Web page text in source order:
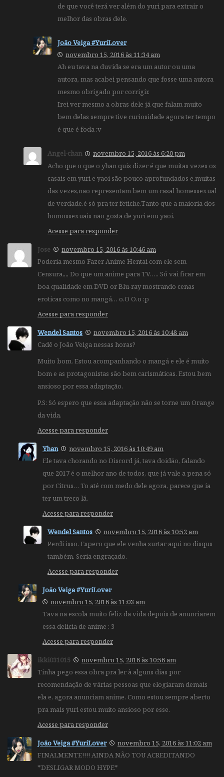
de que você terá ver além do yuri para extrair o
melhor das obras dele.
João Veiga #YuriLover
novembro 15, 2016 às 11:34 am
Ah eu tava na duvida se era um autor ou uma
autora, mas acabei pensando que fosse uma autora
mesmo obrigado por corrigir.
Irei ver mesmo a obras dele já que falam muito
bem delas sempre tive curiosidade agora ter tempo
é que é foda :v
Angel-chan
novembro 15, 2016 às 6:20 pm
Acho que o que o yhan quis dizer é que muitas vezes os
casais em yuri e yaoi são pouco aprofundados e,muitas
das vezes,não representam bem um casal homessexual
de verdade.é só pra ter fetiche.Tanto que a maioria dos
homossexuais não gosta de yuri eou yaoi.
Acesse para responder
Jose
novembro 15, 2016 às 10:46 am
Poderia mesmo Fazer Anime Hentai com ele sem
Censura,,,, Do que um anime para TV….. Só vai ficar em
boa qualidade em DVD or Blu-ray mostrando cenas
eroticas como no mangá… o.O O.o :p
Acesse para responder
Wendel Santos
novembro 15, 2016 às 10:48 am
Cadê o João Veiga nessas horas?
Muito bom. Estou acompanhando o mangá e ele é muito
bom e as protagonistas são bem carismáticas. Estou bem
ansioso por essa adaptação.
P.S: Só espero que essa adaptação não se torne um Orange
da vida.
Acesse para responder
Yhan
novembro 15, 2016 às 10:49 am
Ele tava chorando no Discord já, tava doidão, falando
que 2017 é o melhor ano de todos, que já vale a pena só
por Citrus… To até com medo dele agora, parece que ia
ter um treco lá.
Acesse para responder
Wendel Santos
novembro 15, 2016 às 10:52 am
Perdi isso. Espero que ele venha surtar aqui no disqus
também. Seria engraçado.
Acesse para responder
João Veiga #YuriLover
novembro 15, 2016 às 11:03 am
Tava na escola muito feliz da vida depois de anunciarem
essa delicia de anime : 3
Acesse para responder
ikki031015
novembro 15, 2016 às 10:56 am
Tinha pego essa obra pra ler à alguns dias por
recomendação de várias pessoas que elogiaram demais
ela e, agora anunciam anime. Como estou sempre aberto
pra mais yuri estou muito ansioso por esse.
Acesse para responder
João Veiga #YuriLover
novembro 15, 2016 às 11:02 am
FINALMENTE!!!! AINDA NÃO TOU ACREDITANDO
*DESLIGAR MODO HYPE*